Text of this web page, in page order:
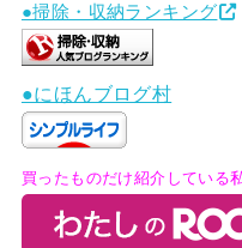
●掃除・収納ランキング
●にほんブログ村
買ったものだけ紹介している